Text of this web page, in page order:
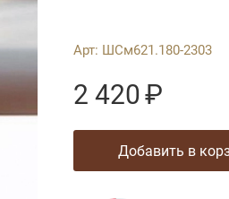
Арт: ШСм621.180-2303
2 420₽
добавить в